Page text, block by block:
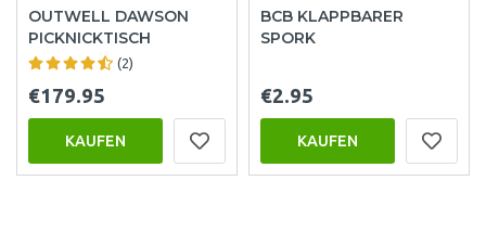
OUTWELL DAWSON
PICKNICKTISCH
(2)
€179.95
KAUFEN
BCB KLAPPBARER
SPORK
€2.95
KAUFEN